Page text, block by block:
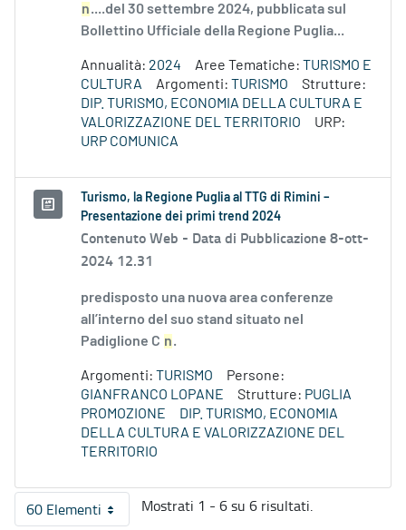
n....del 30 settembre 2024, pubblicata sul
Bollettino Ufficiale della Regione Puglia...
Annualità: 2024 Aree Tematiche: TURISMO E
CULTURA
Argomenti: TURISMO
Strutture:
DIP. TURISMO, ECONOMIA DELLA CULTURA E
VALORIZZAZIONE DEL TERRITORIO
URP:
URP COMUNICA
Turismo, la Regione Puglia al TTG di Rimini –
Presentazione dei primi trend 2024
Contenuto Web - Data di Pubblicazione 8-ott-
2024 12.31
predisposto una nuova area conferenze
all’interno del suo stand situato nel
Padiglione C n.
Argomenti: TURISMO
Persone:
GIANFRANCO LOPANE
Strutture: PUGLIA
PROMOZIONE
DIP. TURISMO, ECONOMIA
DELLA CULTURA E VALORIZZAZIONE DEL
TERRITORIO
60 ElementiPer pagina
Mostrati 1 - 6 su 6 risultati.